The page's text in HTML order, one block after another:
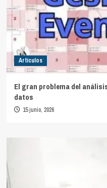
Artículos
El gran problema del
datos
15 junio, 2026